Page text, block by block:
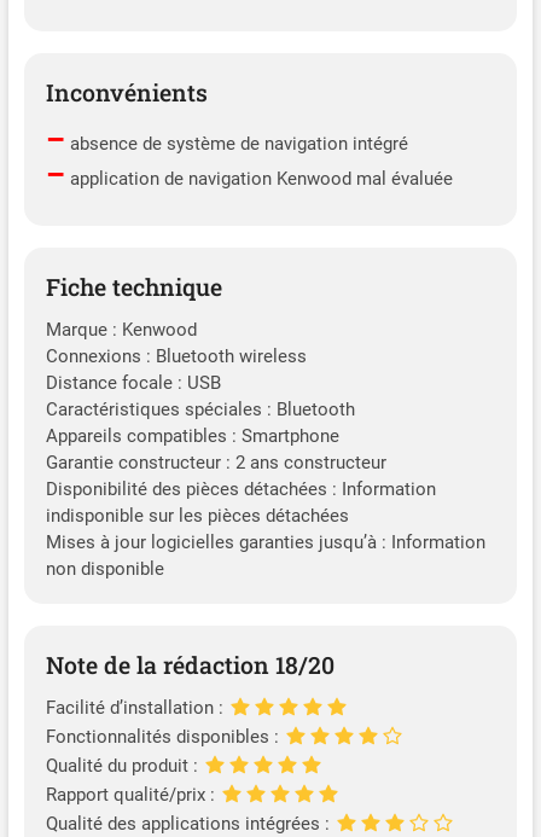
Inconvénients
– absence de système de navigation intégré
– application de navigation Kenwood mal évaluée
Fiche technique
Marque : Kenwood
Connexions : Bluetooth wireless
Distance focale : USB
Caractéristiques spéciales : Bluetooth
Appareils compatibles : Smartphone
Garantie constructeur : 2 ans constructeur
Disponibilité des pièces détachées : Information
indisponible sur les pièces détachées
Mises à jour logicielles garanties jusqu’à : Information
non disponible
Note de la rédaction 18/20
Facilité d’installation :
Fonctionnalités disponibles :
Qualité du produit :
Rapport qualité/prix :
Qualité des applications intégrées :